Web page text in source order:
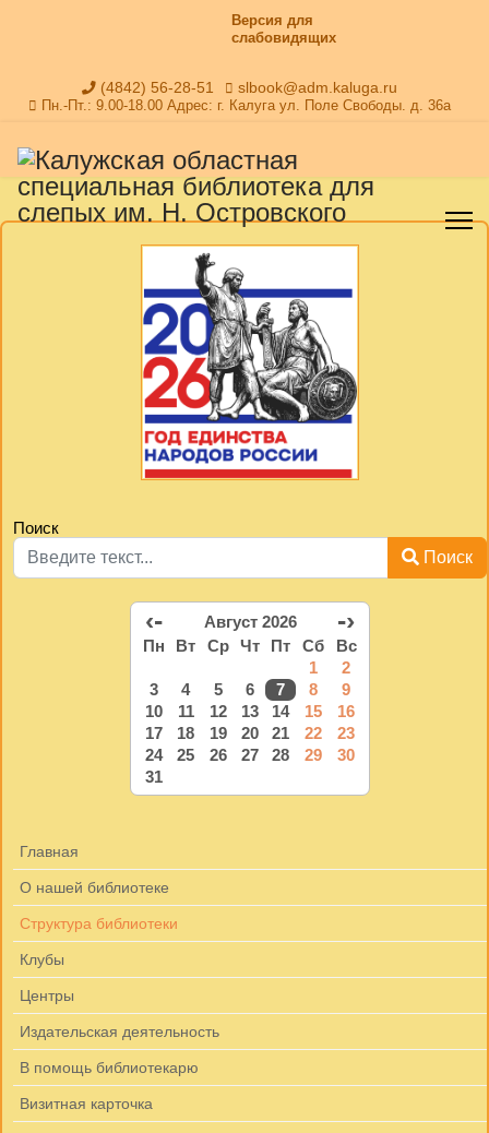
Версия для
слабовидящих
(4842) 56-28-51 slbook@adm.kaluga.ru
Пн.-Пт.: 9.00-18.00 Адрес: г. Калуга ул. Поле Свободы. д. 36а
Поиск
Поиск
‹- Август 2026 -›
Пн Вт Ср Чт Пт Сб
Вс
1
2
3
4 5 6 7 8
9
10
11 12 13 14 15
16
17
18 19 20 21 22
23
24
25 26 27 28 29
30
31
Главная
О нашей библиотеке
Структура библиотеки
Клубы
Центры
Издательская деятельность
В помощь библиотекарю
Визитная карточка